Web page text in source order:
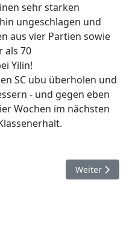
sehr starken
ungeschlagen und
aus vier Partien sowie
als 70
Yilin!
SC ubu überholen und
- und gegen eben
Wochen im nächsten
der Saison 2023/24
Nächster
Weiter